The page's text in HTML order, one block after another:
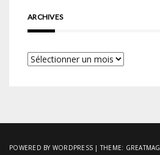
ARCHIVES
Archives
POWERED BY WORDPRESS |THEME: GREATMAG